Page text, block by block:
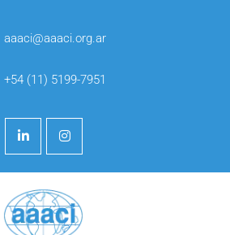
aaaci@aaaci.org.ar
+54 (11) 5199-7951